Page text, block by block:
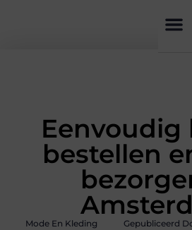
Eenvoudig
bestellen
Mode En Kleding Gepubliceerd